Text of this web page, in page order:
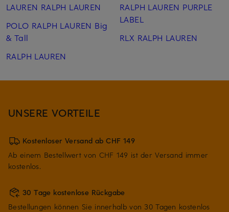
LAUREN RALPH LAUREN
POLO RALPH LAUREN Big
& Tall
RALPH LAUREN
RALPH LAUREN PURPLE
LABEL
RLX RALPH LAUREN
UNSERE VORTEILE
Kostenloser Versand ab CHF 149
Ab einem Bestellwert von CHF 149 ist der Versand immer
kostenlos.
30 Tage kostenlose Rückgabe
Bestellungen können Sie innerhalb von 30 Tagen kostenlos